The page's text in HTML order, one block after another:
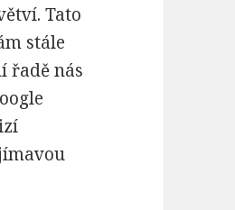
Tato
stále
řadě nás